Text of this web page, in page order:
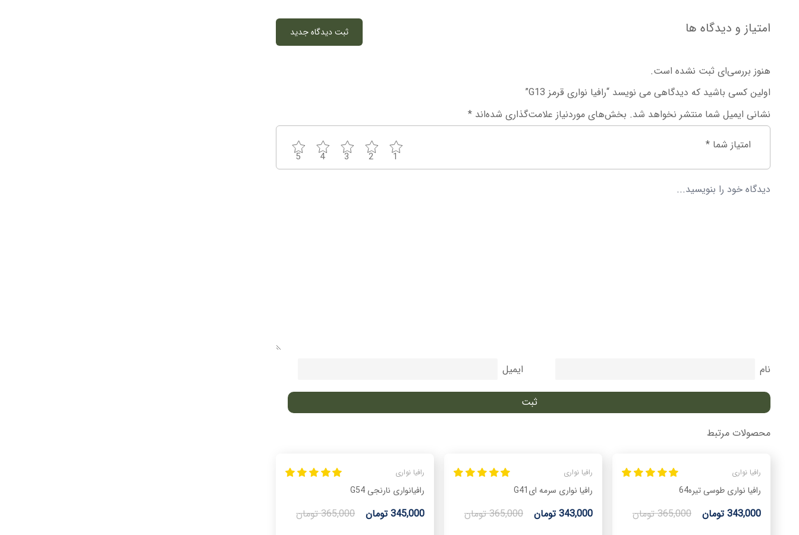
امتیاز و دیدگاه ها ثبت دیدگاه جدید
هنوز بررسی‌ای ثبت نشده است.
اولین کسی باشید که دیدگاهی می نویسد “رافیا نواری قرمز G13”
نشانی ایمیل شما منتشر نخواهد شد. بخش‌های موردنیاز علامت‌گذاری شده‌اند *
امتیاز شما *
1
2
3
4
5
نام ایمیل
محصولات مرتبط
رافیا نواری
رافیا نواری طوسی تیره64
343,000 تومان 365,000 تومان
رافیا نواری
رافیا نواری سرمه ایG41
343,000 تومان 365,000 تومان
رافیا نواری
رافیانواری نارنجی G54
345,000 تومان 365,000 تومان